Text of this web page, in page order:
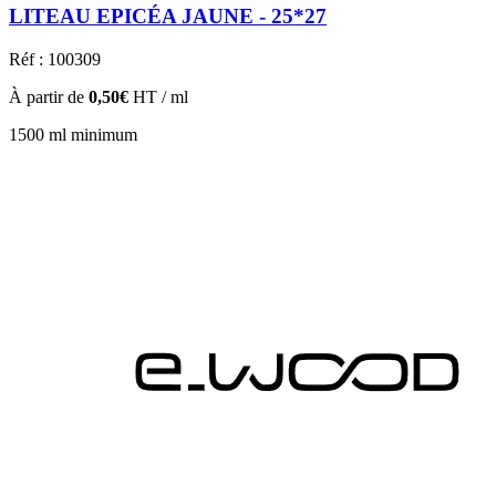
LITEAU EPICÉA JAUNE - 25*27
Réf : 100309
À partir de 0,50€ HT / ml
1500 ml minimum